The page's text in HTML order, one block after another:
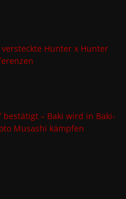
Hunter x Hunter
bestätigt – Baki wird in Baki-
Musashi kämpfen